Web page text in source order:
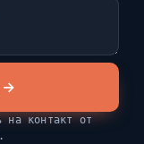
→
на контакт от